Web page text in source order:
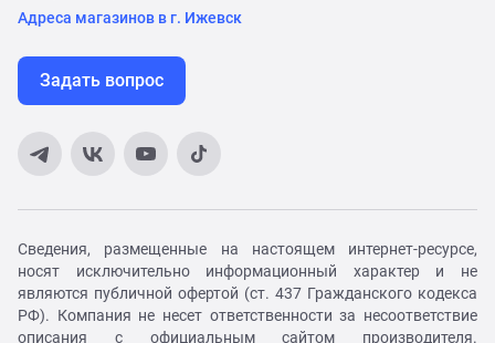
Адреса магазинов в г. Ижевск
Задать вопрос
Сведения, размещенные на настоящем интернет-ресурсе,
носят исключительно информационный характер и не
являются публичной офертой (ст. 437 Гражданского кодекса
РФ). Компания не несет ответственности за несоответствие
описания с официальным сайтом производителя.